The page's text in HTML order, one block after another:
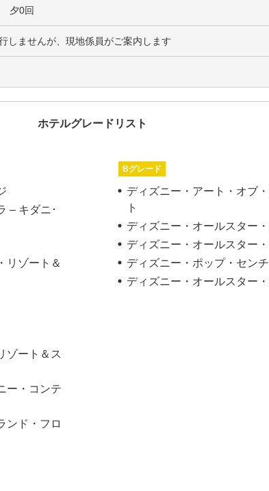
夕0回
しませんが、現地係員がご案内します
ホテルグレードリスト
– キダニ･
リゾート＆
ゾート＆ス
ー・コンテ
ンド・フロ
Bグレード
ディズニー・アート・オブ
ト
ディズニー・オールスター
ディズニー・オールスター
ディズニー・ポップ・セン
ディズニー・オールスター